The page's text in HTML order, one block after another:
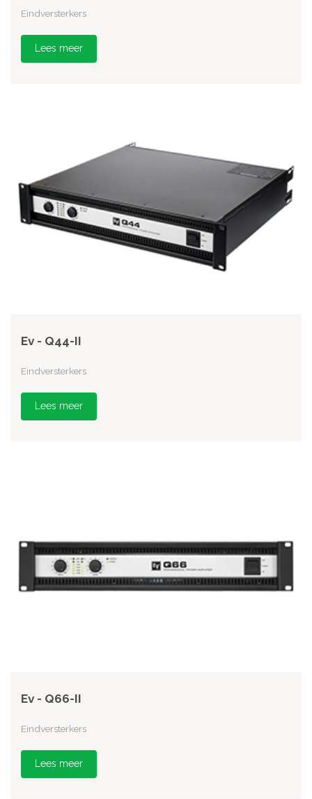
Eindversterkers
Lees meer
Ev - Q44-II
Eindversterkers
Lees meer
Ev - Q66-II
Eindversterkers
Lees meer